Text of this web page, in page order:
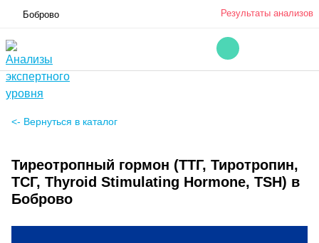
Боброво Результаты анализов
<- Вернуться в каталог
Тиреотропный гормон (ТТГ, Тиротропин,
ТСГ, Thyroid Stimulating Hormone, TSH) в
Боброво